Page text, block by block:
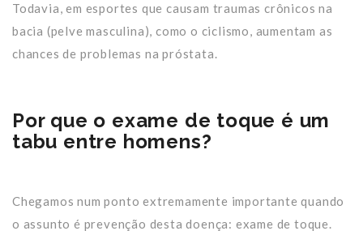
Todavia, em esportes que causam traumas crônicos na
bacia (pelve masculina), como o ciclismo, aumentam as
chances de problemas na próstata.
Por que o exame de toque é um
tabu entre homens?
Chegamos num ponto extremamente importante quando
o assunto é prevenção desta doença: exame de toque.